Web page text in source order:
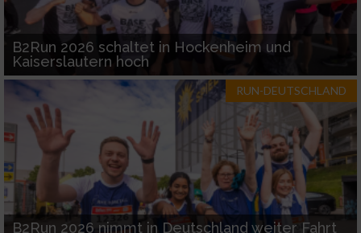
B2Run 2026 schaltet in Hockenheim und
Kaiserslautern hoch
RUN-DEUTSCHLAND
B2Run 2026 nimmt in Deutschland weiter Fahrt